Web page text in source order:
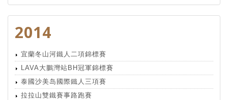
2014
宜蘭冬山河鐵人二項錦標賽
LAVA大鵬灣站BH冠軍錦標賽
泰國沙美岛國際鐵人三項賽
拉拉山雙鐵賽事路跑賽